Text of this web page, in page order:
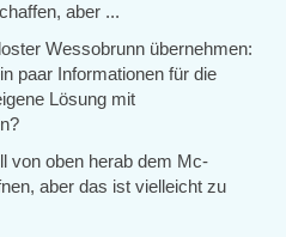
aber ...
Wessobrunn übernehmen:
paar Informationen für die
Lösung mit
von oben herab dem Mc-
aber das ist vielleicht zu